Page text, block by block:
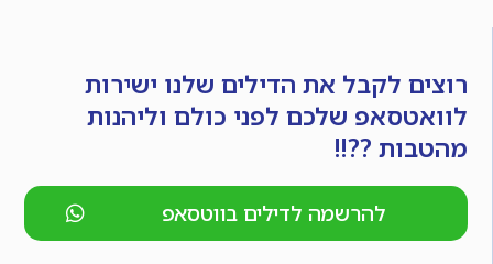
רוצים לקבל את הדילים שלנו ישירות
לוואטסאפ שלכם לפני כולם וליהנות
מהטבות ??!!
להרשמה לדילים בווטסאפ